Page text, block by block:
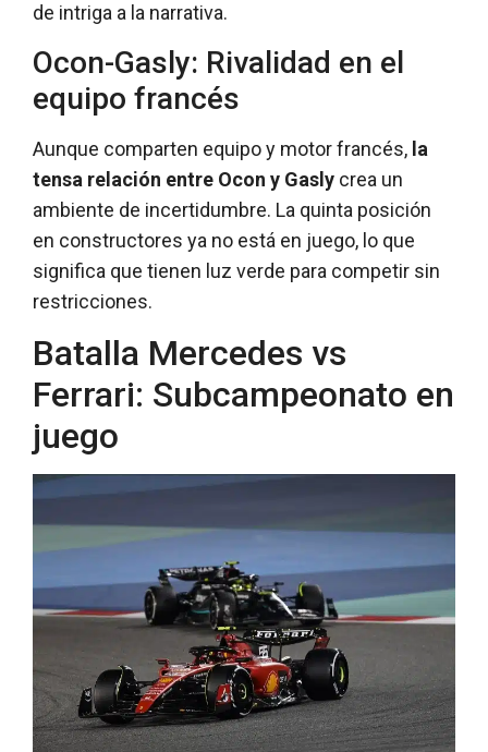
de intriga a la narrativa.
Ocon-Gasly: Rivalidad en el
equipo francés
Aunque comparten equipo y motor francés, la
tensa relación entre Ocon y Gasly crea un
ambiente de incertidumbre. La quinta posición
en constructores ya no está en juego, lo que
significa que tienen luz verde para competir sin
restricciones.
Batalla Mercedes vs
Ferrari: Subcampeonato en
juego